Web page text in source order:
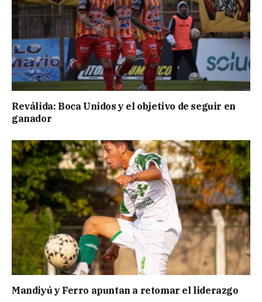
Reválida: Boca Unidos y el objetivo de seguir en
ganador
Mandiyú y Ferro apuntan a retomar el liderazgo